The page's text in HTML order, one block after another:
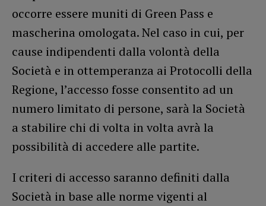
occorre essere muniti di Green Pass e
mascherina omologata. Nel caso in cui, per
cause indipendenti dalla volontà della
Società e in ottemperanza ai Protocolli della
Regione, l’accesso fosse consentito ad un
numero limitato di persone, sarà la Società
a stabilire chi di volta in volta avrà la
possibilità di accedere alle partite.
I criteri di accesso saranno definiti dalla
Società in base alle norme vigenti al